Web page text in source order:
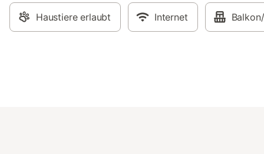
Haustiere erlaubt Internet